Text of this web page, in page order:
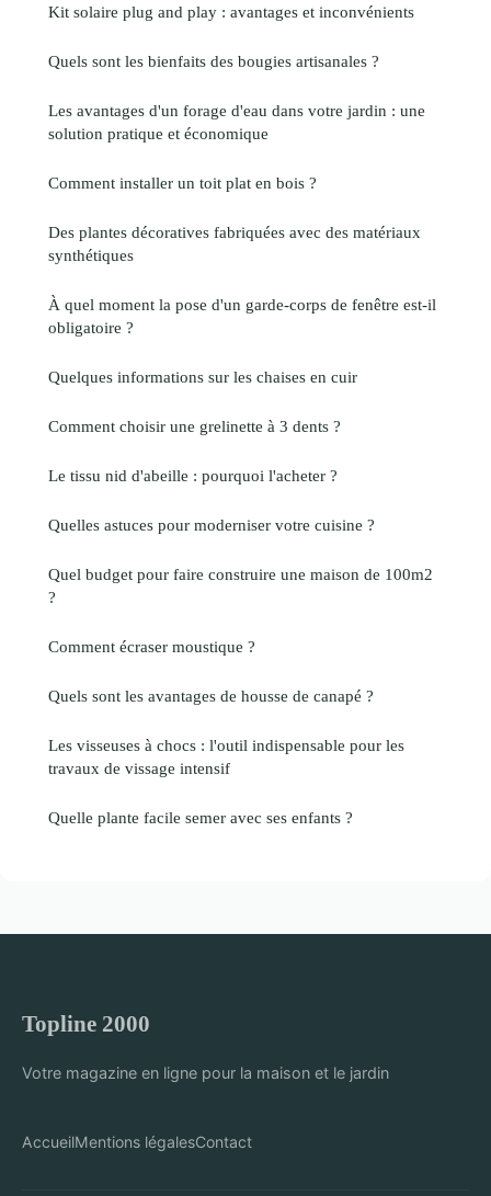
Kit solaire plug and play : avantages et inconvénients
Quels sont les bienfaits des bougies artisanales ?
Les avantages d'un forage d'eau dans votre jardin : une
solution pratique et économique
Comment installer un toit plat en bois ?
Des plantes décoratives fabriquées avec des matériaux
synthétiques
À quel moment la pose d'un garde-corps de fenêtre est-il
obligatoire ?
Quelques informations sur les chaises en cuir
Comment choisir une grelinette à 3 dents ?
Le tissu nid d'abeille : pourquoi l'acheter ?
Quelles astuces pour moderniser votre cuisine ?
Quel budget pour faire construire une maison de 100m2
?
Comment écraser moustique ?
Quels sont les avantages de housse de canapé ?
Les visseuses à chocs : l'outil indispensable pour les
travaux de vissage intensif
Quelle plante facile semer avec ses enfants ?
Topline 2000
Votre magazine en ligne pour la maison et le jardin
AccueilMentions légalesContact